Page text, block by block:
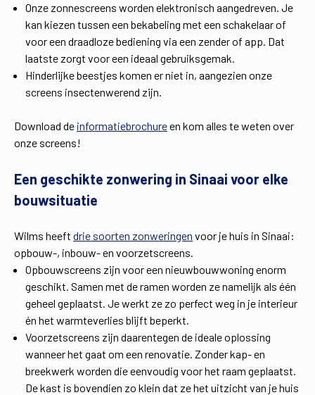
Onze zonnescreens worden elektronisch aangedreven. Je
kan kiezen tussen een bekabeling met een schakelaar of
voor een draadloze bediening via een zender of app. Dat
laatste zorgt voor een ideaal gebruiksgemak.
Hinderlijke beestjes komen er niet in, aangezien onze
screens insectenwerend zijn.
Download de informatiebrochureen kom alles te weten over
onze screens!
Een geschikte zonwering in Sinaai voor elke
bouwsituatie
Wilms heeft drie soorten zonweringen voor je huis in Sinaai:
opbouw-, inbouw- en voorzetscreens.
Opbouwscreens zijn voor een nieuwbouwwoning enorm
geschikt. Samen met de ramen worden ze namelijk als één
geheel geplaatst. Je werkt ze zo perfect weg in je interieur
én het warmteverlies blijft beperkt.
Voorzetscreens zijn daarentegen de ideale oplossing
wanneer het gaat om een renovatie. Zonder kap- en
breekwerk worden die eenvoudig voor het raam geplaatst.
De kast is bovendien zo klein dat ze het uitzicht van je huis